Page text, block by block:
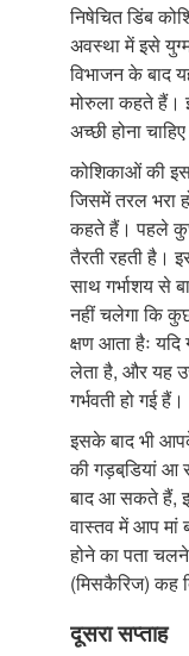
निषेचित डिंब
अवस्था में इसे
विभाजन के बाद
मोरुला कहते हैं।
अच्छी होना चाहिए
कोशिकाओं की
जिसमें तरल भरा
कहते हैं। पहले कुछ
तैरती रहती है।
साथ गर्भाशय से
नहीं चलेगा कि
क्षण आता हैः यदि
लेता है, और यह
गर्भवती हो गई हैं।
इसके बाद भी
की गड़बडि़यां आ
बाद आ सकते हैं,
वास्तव में आप मां
होने का पता
(मिसकैरिज) कह
दूसरा सप्ताह